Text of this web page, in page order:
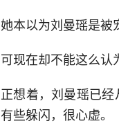
她本以为刘曼瑶是被
可现在却不能这么认
正想着，刘曼瑶已
有些躲闪，很心虚。